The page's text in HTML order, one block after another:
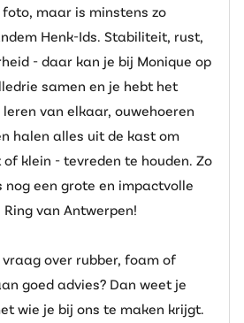
maar is minstens zo
Henk-Ids. Stabiliteit, rust,
- daar kan je bij Monique op
samen en je hebt het
van elkaar, ouwehoeren
halen alles uit de kast om
klein - tevreden te houden. Zo
nog een grote en impactvolle
van Antwerpen!
over rubber, foam of
goed advies? Dan weet je
wie je bij ons te maken krijgt.